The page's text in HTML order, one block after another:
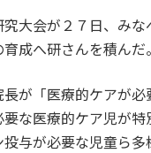
会が２７日、み
成へ研さんを積んだ。
が「医療的ケアが
な医療的ケア児が
与が必要な児童ら